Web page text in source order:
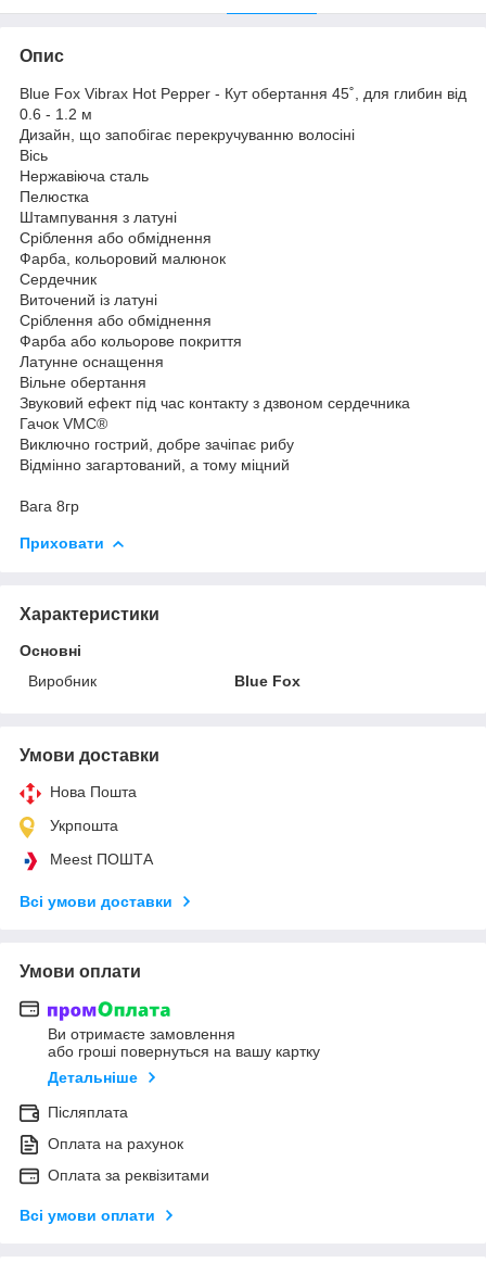
Опис
Blue Fox Vibrax Hot Pepper - Кут обертання 45˚, для глибин від
0.6 - 1.2 м
Дизайн, що запобігає перекручуванню волосіні
Вісь
Нержавіюча сталь
Пелюстка
Штампування з латуні
Сріблення або обміднення
Фарба, кольоровий малюнок
Сердечник
Виточений із латуні
Сріблення або обміднення
Фарба або кольорове покриття
Латунне оснащення
Вільне обертання
Звуковий ефект під час контакту з дзвоном сердечника
Гачок VMC®
Виключно гострий, добре зачіпає рибу
Відмінно загартований, а тому міцний
Вага 8гр
Приховати
Характеристики
Основні
Виробник
Blue Fox
Умови доставки
Нова Пошта
Укрпошта
Meest ПОШТА
Всі умови доставки
Умови оплати
Ви отримаєте замовлення
або гроші повернуться на вашу картку
Детальніше
Післяплата
Оплата на рахунок
Оплата за реквізитами
Всі умови оплати